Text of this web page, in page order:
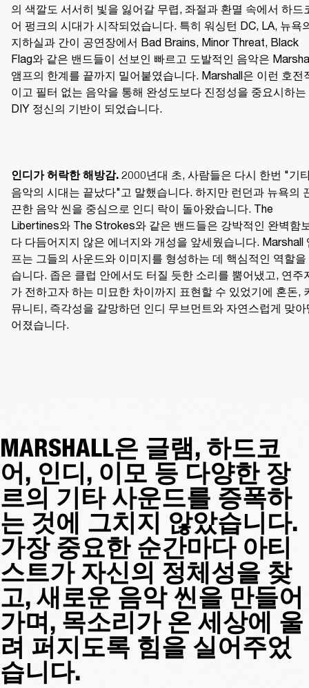
의 색깔도 서서히 빛을 잃어갈 무렵, 좌절과 환멸 속에서 하드
어 펑크의 시대가 시작되었습니다. 특히 워싱턴 DC, LA, 뉴욕
지하실과 간이 공연장에서 Bad Brains, Minor Threat, Black
Flag와 같은 밴드들이 선보인 빠르고 도발적인 음악은
앰프의 한계를 끝까지 밀어붙였습니다. Marshall은 이런 호전
이고 필터 없는 음악을 통해 완성도보다 진정성을 중요시하는
DIY 정신의 기반이 되었습니다.
인디가 허락한 해방감. 2000년대 초, 사람들은 다시 한번 "기
음악의 시대는 끝났다"고 말했습니다. 하지만 런던과 뉴욕의
끈한 음악 씬을 중심으로 인디 락이 돌아왔습니다. The
Libertines와 The Strokes와 같은 밴드들은 강박적인 완벽함
다 다듬어지지 않은 에너지와 개성을 앞세웠습니다. Marshall
프는 그들의 사운드와 이미지를 형성하는 데 핵심적인 역할을
습니다. 좁은 클럽 안에서도 터질 듯한 소리를 뿜어냈고, 연주
가 전하고자 하는 미묘한 차이까지 표현할 수 있었기에 혼돈,
뮤니티, 즉각성을 갈망하던 인디 무브먼트와 자연스럽게 맞아
어졌습니다.
MARSHALL은 글램, 하드코
어, 인디, 이모 등 다양한 장
르의 기타 사운드를 증폭하
는 것에 그치지 않았습니다.
가장 중요한 순간마다 아티
스트가 자신의 정체성을 찾
고, 새로운 음악 씬을 만들어
가며, 목소리가 온 세상에 울
려 퍼지도록 힘을 실어주었
습니다.